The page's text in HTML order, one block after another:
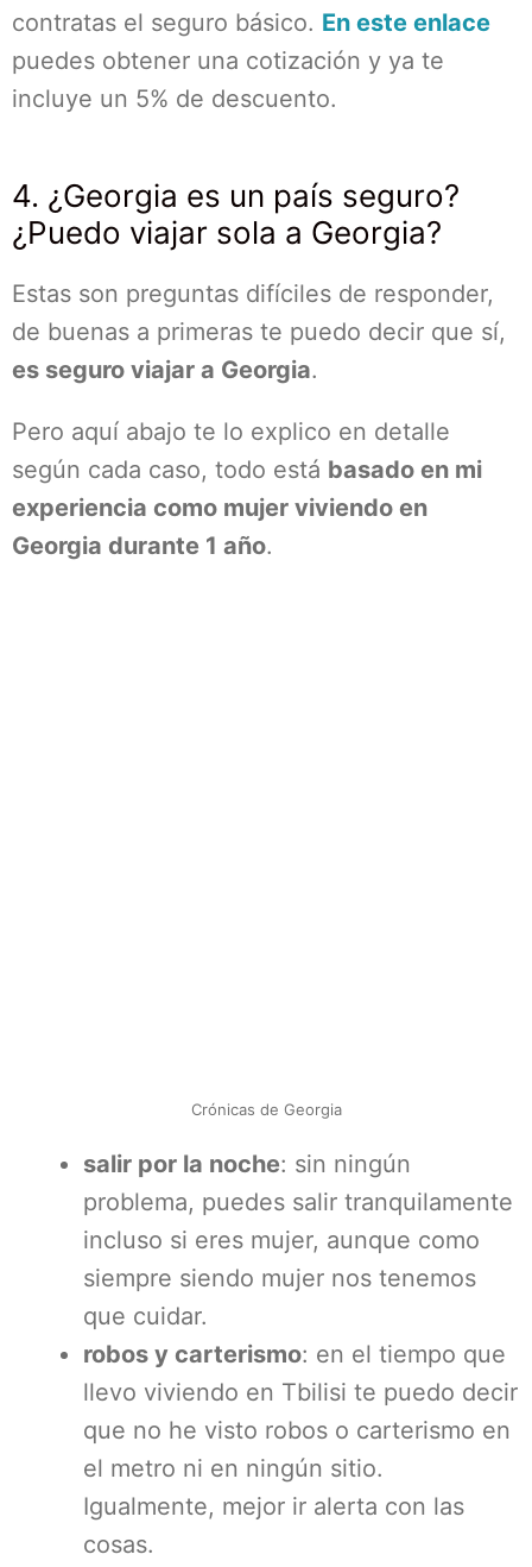
contratas el seguro básico. En este enlace
puedes obtener una cotización y ya te
incluye un 5% de descuento.
4. ¿Georgia es un país seguro?
¿Puedo viajar sola a Georgia?
Estas son preguntas difíciles de responder,
de buenas a primeras te puedo decir que sí,
es seguro viajar a Georgia.
Pero aquí abajo te lo explico en detalle
según cada caso, todo está basado en mi
experiencia como mujer viviendo en
Georgia durante 1 año.
Crónicas de Georgia
salir por la noche: sin ningún
problema, puedes salir tranquilamente
incluso si eres mujer, aunque como
siempre siendo mujer nos tenemos
que cuidar.
robos y carterismo: en el tiempo que
llevo viviendo en Tbilisi te puedo decir
que no he visto robos o carterismo en
el metro ni en ningún sitio.
Igualmente, mejor ir alerta con las
cosas.